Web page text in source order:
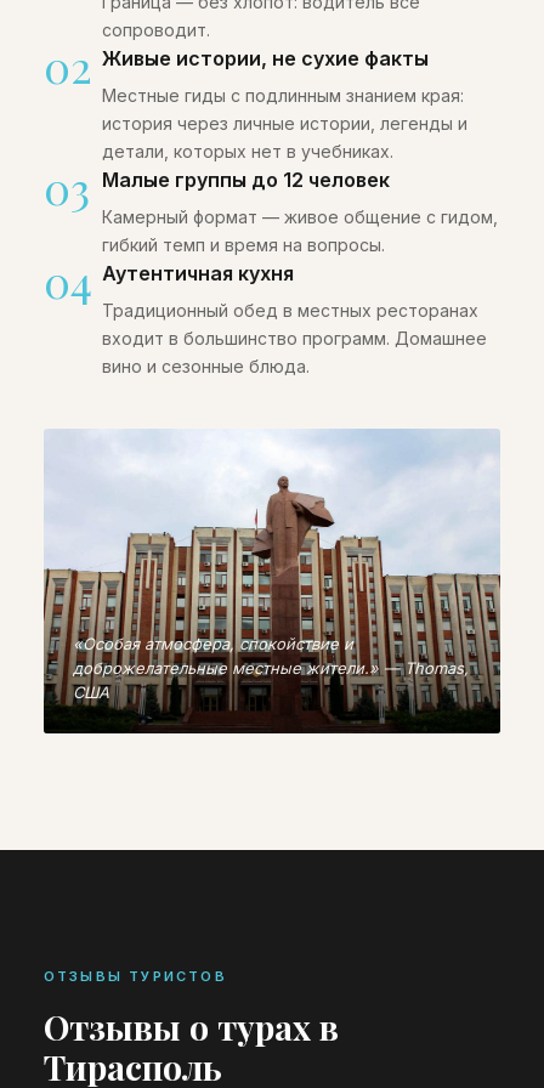
сопроводит.
02 Живые истории, не сухие факты
Местные гиды с подлинным знанием края:
история через личные истории, легенды и
детали, которых нет в учебниках.
03 Малые группы до 12 человек
Камерный формат — живое общение с гидом,
гибкий темп и время на вопросы.
04 Аутентичная кухня
Традиционный обед в местных ресторанах
входит в большинство программ. Домашнее
вино и сезонные блюда.
«Особая атмосфера, спокойствие и
доброжелательные местные жители.» — Thomas,
США
ОТЗЫВЫ ТУРИСТОВ
Отзывы о турах в
Тирасполь